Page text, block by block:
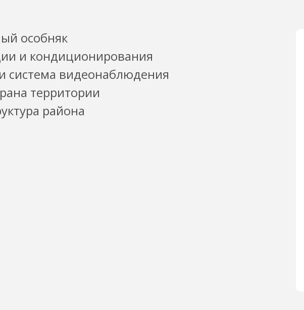
особняк
и кондиционирования
система видеонаблюдения
территории
района